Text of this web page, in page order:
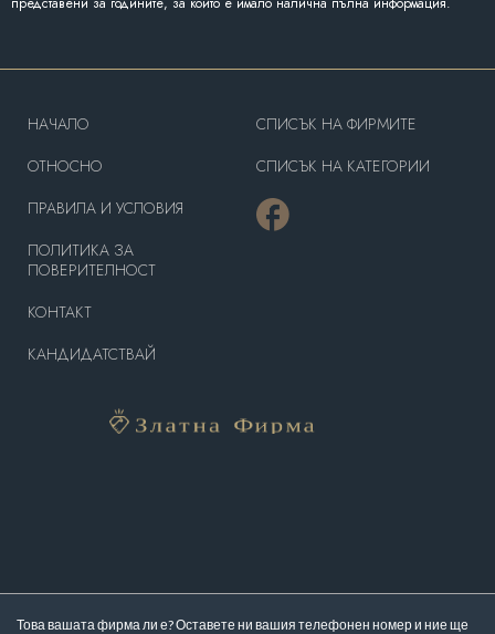
Това вашата фирма ли е? Оставете ни вашия телефонен номер и ние ще
HAЧАЛО
OТНОСНО
ПРАВИЛА И УСЛОВИЯ
ПОЛИТИКА ЗА
ПОВЕРИТЕЛНОСТ
КОНТАКТ
КАНДИДАТСТВАЙ
СПИСЪК НА ФИРМИТЕ
СПИСЪК НА КАТЕГОРИИ